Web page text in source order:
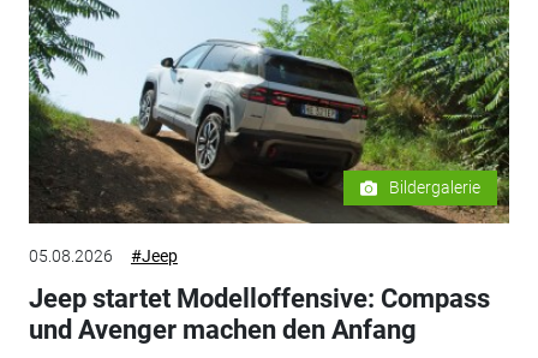
Bildergalerie
05.08.2026 #Jeep
Jeep startet Modelloffensive: Compass
und Avenger machen den Anfang